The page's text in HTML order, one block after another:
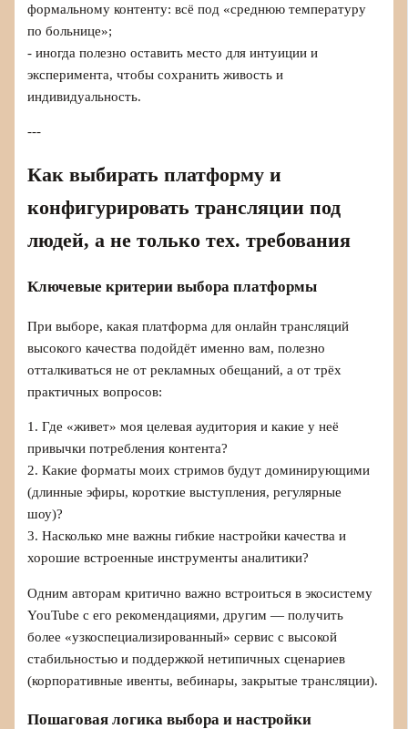
формальному контенту: всё под «среднюю температуру
по больнице»;
- иногда полезно оставить место для интуиции и
эксперимента, чтобы сохранить живость и
индивидуальность.
---
Как выбирать платформу и
конфигурировать трансляции под
людей, а не только тех. требования
Ключевые критерии выбора платформы
При выборе, какая платформа для онлайн трансляций
высокого качества подойдёт именно вам, полезно
отталкиваться не от рекламных обещаний, а от трёх
практичных вопросов:
1. Где «живет» моя целевая аудитория и какие у неё
привычки потребления контента?
2. Какие форматы моих стримов будут доминирующими
(длинные эфиры, короткие выступления, регулярные
шоу)?
3. Насколько мне важны гибкие настройки качества и
хорошие встроенные инструменты аналитики?
Одним авторам критично важно встроиться в экосистему
YouTube с его рекомендациями, другим — получить
более «узкоспециализированный» сервис с высокой
стабильностью и поддержкой нетипичных сценариев
(корпоративные ивенты, вебинары, закрытые трансляции).
Пошаговая логика выбора и настройки